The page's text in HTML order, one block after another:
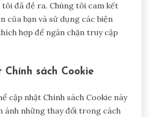
đã đề ra. Chúng tôi cam kết
của bạn và sử dụng các biện
hợp để ngăn chặn truy cập
Chính sách Cookie
cập nhật Chính sách Cookie này
ánh những thay đổi trong cách